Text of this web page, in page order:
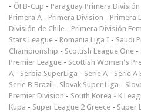
- ÖFB-Cup - Paraguay Primera División
Primera A - Primera Division - Primera
División de Chile - Primera División
Stars League - Romania Liga I - Saudi
Championship - Scottish League One -
Premier League - Scottish Women's
A - Serbia SuperLiga - Serie A - Serie A
Serie B Brazil - Slovak Super Liga -
Premier Division - South Korea - K
Kupa - Super League 2 Greece - Super